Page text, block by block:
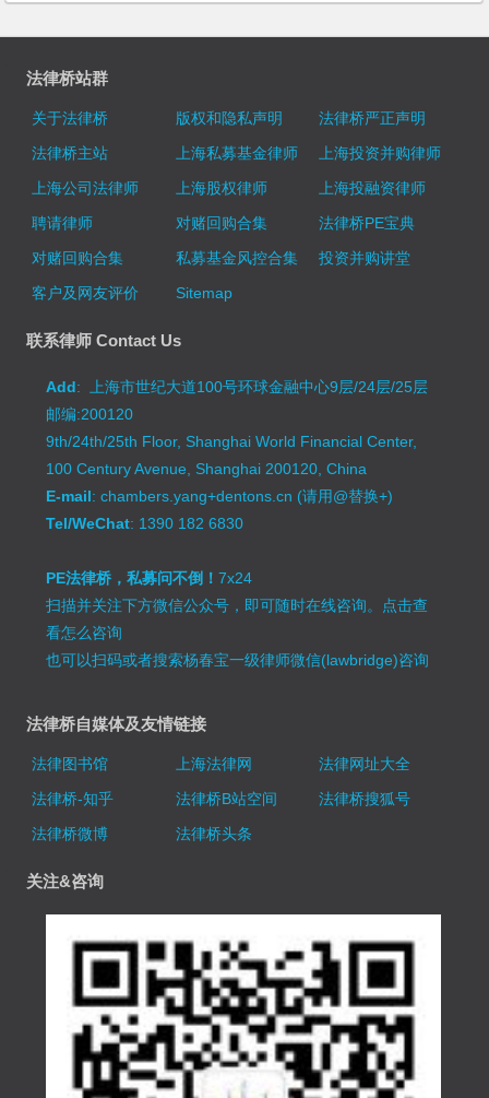
法律桥站群
关于法律桥 版权和隐私声明
法律桥严正声明
法律桥主站
上海私募基金律师
上海投资并购律师
上海公司法律师
上海股权律师
上海投融资律师
聘请律师
对赌回购合集
法律桥PE宝典
对赌回购合集
私募基金风控合集
投资并购讲堂
客户及网友评价
Sitemap
联系律师 Contact Us
Add: 上海市世纪大道100号环球金融中心9层/24层/25层
邮编:200120
9th/24th/25th Floor, Shanghai World Financial Center,
100 Century Avenue, Shanghai 200120, China
E-mail: chambers.yang+dentons.cn (请用@替换+)
Tel/WeChat: 1390 182 6830
PE法律桥，私募问不倒！7x24
扫描并关注下方微信公众号，即可随时在线咨询。 点击查
看怎么咨询
也可以扫码或者搜索杨春宝一级律师微信(lawbridge)咨询
法律桥自媒体及友情链接
法律图书馆 上海法律网
法律网址大全
法律桥-知乎
法律桥B站空间
法律桥搜狐号
法律桥微博
法律桥头条
关注&咨询